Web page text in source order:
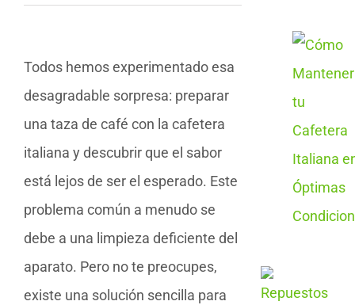
Todos hemos experimentado esa
desagradable sorpresa: preparar
una taza de café con la cafetera
italiana y descubrir que el sabor
está lejos de ser el esperado. Este
problema común a menudo se
debe a una limpieza deficiente del
aparato. Pero no te preocupes,
existe una solución sencilla para